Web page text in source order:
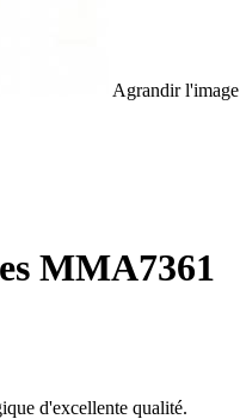
Agrandir l'image
MMA7361
d'excellente qualité.